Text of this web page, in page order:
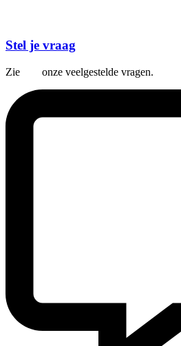
Stel je vraag
Zie onze veelgestelde vragen.